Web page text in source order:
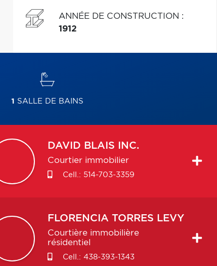
ANNÉE DE CONSTRUCTION :
1912
1 SALLE DE BAINS
DAVID BLAIS INC.
Courtier immobilier
Cell.: 514-703-3359
FLORENCIA TORRES LEVY
Courtière immobilière
résidentiel
Cell.: 438-393-1343